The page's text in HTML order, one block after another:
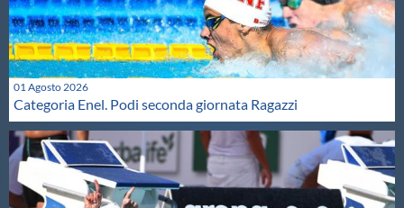
01 Agosto 2026
Categoria Enel. Podi seconda giornata Ragazzi